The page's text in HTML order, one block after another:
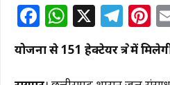
F
c
W
h
at
X T
el
e
Pi
n
योजना से 151 हेक्टेयर क्षेत्र में